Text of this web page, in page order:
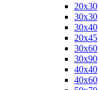
20х30
30х30
30х40
20х45
30х60
30х90
40х40
40х60